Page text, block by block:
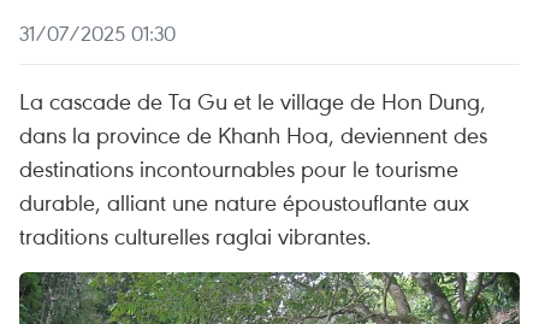
31/07/2025 01:30
La cascade de Ta Gu et le village de Hon Dung,
dans la province de Khanh Hoa, deviennent des
destinations incontournables pour le tourisme
durable, alliant une nature époustouflante aux
traditions culturelles raglai vibrantes.